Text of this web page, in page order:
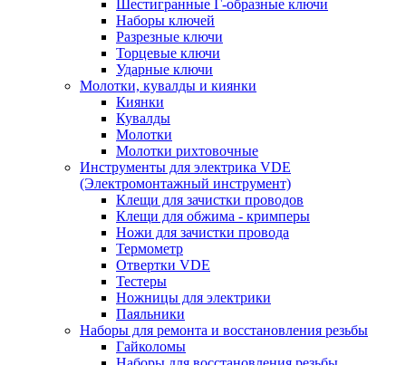
Шестигранные Г-образные ключи
Наборы ключей
Разрезные ключи
Торцевые ключи
Ударные ключи
Молотки, кувалды и киянки
Киянки
Кувалды
Молотки
Молотки рихтовочные
Инструменты для электрика VDE
(Электромонтажный инструмент)
Клещи для зачистки проводов
Клещи для обжима - кримперы
Ножи для зачистки провода
Термометр
Отвертки VDE
Тестеры
Ножницы для электрики
Паяльники
Наборы для ремонта и восстановления резьбы
Гайколомы